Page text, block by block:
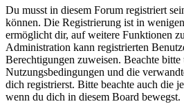
Du musst in diesem Forum registriert
können. Die Registrierung ist in
ermöglicht dir, auf weitere Funktionen
Administration kann registrierten
Berechtigungen zuweisen. Beachte bitte
Nutzungsbedingungen und die
dich registrierst. Bitte beachte auch die
wenn du dich in diesem Board bewegst.